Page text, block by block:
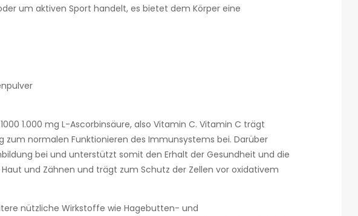
um aktiven Sport handelt, es bietet dem Körper eine
1.000 mg L-Ascorbinsäure, also Vitamin C. Vitamin C trägt
normalen Funktionieren des Immunsystems bei. Darüber
bei und unterstützt somit den Erhalt der Gesundheit und die
und Zähnen und trägt zum Schutz der Zellen vor oxidativem
nützliche Wirkstoffe wie Hagebutten- und